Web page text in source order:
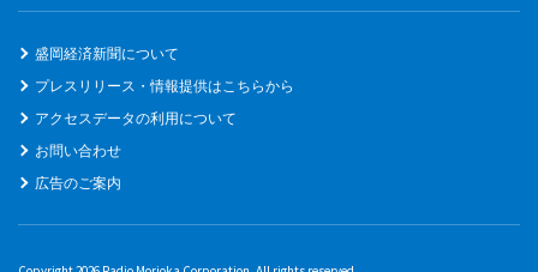
盛岡経済新聞について
プレスリリース・情報提供はこちらから
アクセスデータの利用について
お問い合わせ
広告のご案内